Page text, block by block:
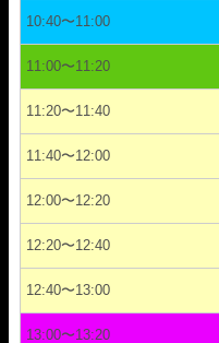
10:40〜11:00
11:00〜11:20
11:20〜11:40
11:40〜12:00
12:00〜12:20
12:20〜12:40
12:40〜13:00
13:00〜13:20